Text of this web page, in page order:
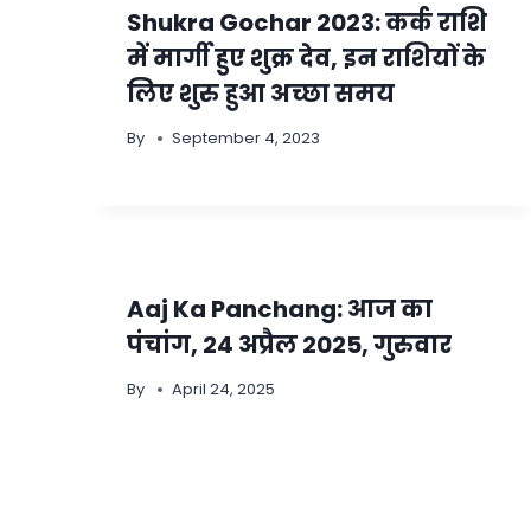
Shukra Gochar 2023: कर्क राशि
में मार्गी हुए शुक्र देव, इन राशियों के
लिए शुरु हुआ अच्छा समय
By September 4, 2023
Aaj Ka Panchang: आज का
पंचांग, 24 अप्रैल 2025, गुरुवार
By April 24, 2025